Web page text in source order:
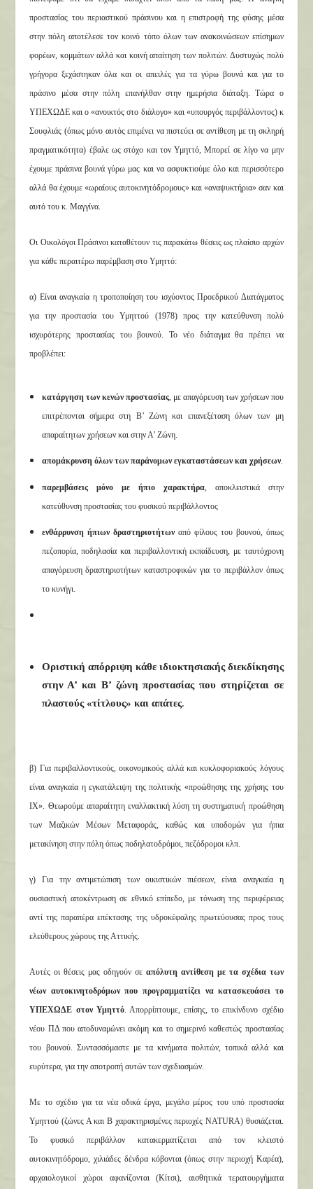
προστασίας του περιαστικού πράσινου και η επιστροφή της φύσης μέσα
στην πόλη αποτέλεσε τον κοινό τόπο όλων των ανακοινώσεων επίσημων
φορέων, κομμάτων αλλά και κοινή απαίτηση των πολιτών. Δυστυχώς πολύ
γρήγορα ξεχάστηκαν όλα και οι απειλές για τα γύρω βουνά και για το
πράσινο μέσα στην πόλη επανήλθαν στην ημερήσια διάταξη. Τώρα ο
ΥΠΕΧΩΔΕ και ο «ανοικτός στο διάλογο» και «υπουργός περιβάλλοντος) κ
Σουφλιάς (όπως μόνο αυτός επιμένει να πιστεύει σε αντίθεση με τη σκληρή
πραγματικότητα) έβαλε ως στόχο και τον Υμηττό, Μπορεί σε λίγο να μην
έχουμε πράσινα βουνά γύρω μας και να ασφυκτιούμε όλο και περισσότερο
αλλά θα έχουμε «ωραίους αυτοκινητόδρομους» και «αναψυκτήρια» σαν και
αυτό του κ. Μαγγίνα.
Οι Οικολόγοι Πράσινοι καταθέτουν τις παρακάτω θέσεις ως πλαίσιο αρχών
για κάθε περαιτέρω παρέμβαση στο Υμηττό:
α) Είναι αναγκαία η τροποποίηση του ισχύοντος Προεδρικού Διατάγματος
για την προστασία του Υμηττού (1978) προς την κατεύθυνση πολύ
ισχυρότερης προστασίας του βουνού. Το νέο διάταγμα θα πρέπει να
προβλέπει:
κατάργηση των κενών προστασίας, με απαγόρευση των χρήσεων που
επιτρέπονται σήμερα στη Β’ Ζώνη και επανεξέταση όλων των μη
απαραίτητων χρήσεων και στην Α’ Ζώνη.
απομάκρυνση όλων των παράνομων εγκαταστάσεων και χρήσεων.
παρεμβάσεις μόνο με ήπιο χαρακτήρα, αποκλειστικά στην
κατεύθυνση προστασίας του φυσικού περιβάλλοντος
ενθάρρυνση ήπιων δραστηριοτήτωναπό φίλους του βουνού, όπως
πεζοπορία, ποδηλασία και περιβαλλοντική εκπαίδευση, με ταυτόχρονη
απαγόρευση δραστηριοτήτων καταστροφικών για το περιβάλλον όπως
το κυνήγι.
Οριστική απόρριψη κάθε ιδιοκτησιακής διεκδίκησης
στην Α’ και Β’ ζώνη προστασίας που στηρίζεται σε
πλαστούς «τίτλους» και απάτες.
β) Για περιβαλλοντικούς, οικονομικούς αλλά και κυκλοφοριακούς λόγους
είναι αναγκαία η εγκατάλειψη της πολιτικής «προώθησης της χρήσης του
ΙΧ». Θεωρούμε απαραίτητη εναλλακτική λύση τη συστηματική προώθηση
των Μαζικών Μέσων Μεταφοράς, καθώς και υποδομών για ήπια
μετακίνηση στην πόλη όπως ποδηλατοδρόμοι, πεζόδρομοι κλπ.
γ) Για την αντιμετώπιση των οικιστικών πιέσεων, είναι αναγκαία η
ουσιαστική αποκέντρωση σε εθνικό επίπεδο, με τόνωση της περιφέρειας
αντί της παραπέρα επέκτασης της υδροκέφαλης πρωτεύουσας προς τους
ελεύθερους χώρους της Αττικής.
Αυτές οι θέσεις μας οδηγούν σε απόλυτη αντίθεση με τα σχέδια των
νέων αυτοκινητοδρόμων που προγραμματίζει να κατασκευάσει το
ΥΠΕΧΩΔΕ στον Υμηττό. Απορρίπτουμε, επίσης, το επικίνδυνο σχέδιο
νέου ΠΔ που αποδυναμώνει ακόμη και το σημερινό καθεστώς προστασίας
του βουνού. Συντασσόμαστε με τα κινήματα πολιτών, τοπικά αλλά και
ευρύτερα, για την αποτροπή αυτών των σχεδιασμών.
Με το σχέδιο για τα νέα οδικά έργα, μεγάλο μέρος του υπό προστασία
Υμηττού (ζώνες Α και Β χαρακτηρισμένες περιοχές NATURA) θυσιάζεται.
Το φυσικό περιβάλλον κατακερματίζεται από τον κλειστό
αυτοκινητόδρομο, χιλιάδες δένδρα κόβονται (όπως στην περιοχή Καρέα),
αρχαιολογικοί χώροι αφανίζονται (Κίτσι), αισθητικά τερατουργήματα